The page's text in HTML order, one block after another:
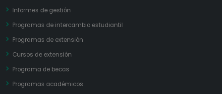
Informes de gestión
Programas de intercambio estudiantil
Programas de extensión
Cursos de extensión
Programa de becas
Programas académicos